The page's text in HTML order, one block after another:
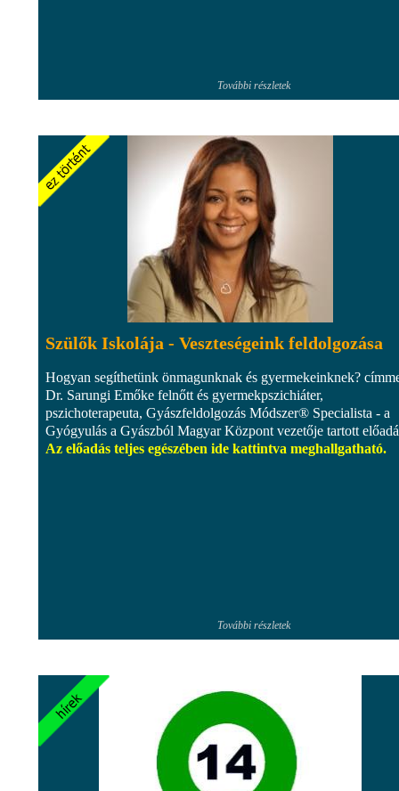
További részletek
Szülők Iskolája - Veszteségeink feldolgozása
Hogyan segíthetünk önmagunknak és gyermekeinknek?
Dr. Sarungi Emőke felnőtt és gyermekpszichiáter,
pszichoterapeuta, Gyászfeldolgozás Módszer® Specialista - a
Gyógyulás a Gyászból Magyar Központ vezetője tartott
Az előadás teljes egészében ide kattintva meghallgatható.
További részletek